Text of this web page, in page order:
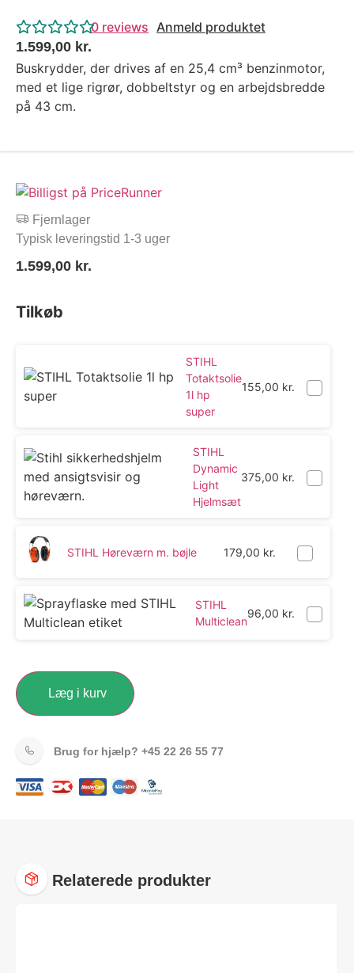
0 reviews Anmeld produktet
1.599,00 kr.
Buskrydder, der drives af en 25,4 cm³ benzinmotor,
med et lige rigrør, dobbeltstyr og en arbejdsbredde
på 43 cm.
Fjernlager
Typisk leveringstid 1-3 uger
1.599,00 kr.
Tilkøb
STIHL
Totaktsolie
1l hp
super
155,00 kr.
STIHL
Dynamic
Light
Hjelmsæt
375,00 kr.
STIHL Høreværn m. bøjle 179,00 kr.
STIHL
Multiclean
96,00 kr.
Læg i kurv
Brug for hjælp? +45 22 26 55 77
Relaterede produkter